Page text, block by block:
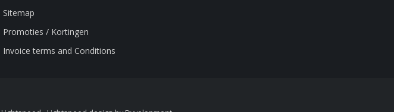
Sitemap
Promoties / Kortingen
Invoice terms and Conditions